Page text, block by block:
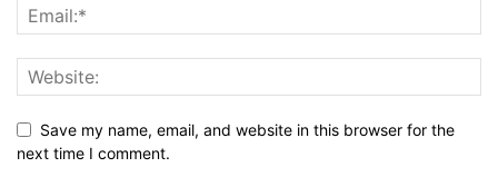
Save my name, email, and website in this browser for the
next time I comment.